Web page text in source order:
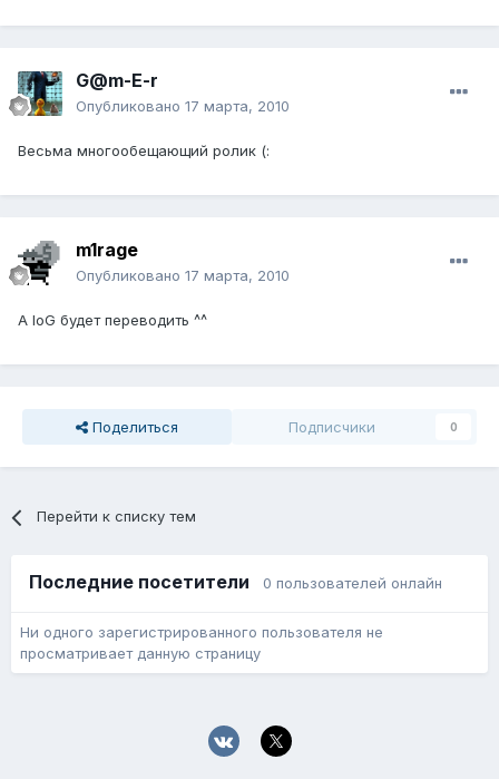
G@m-E-r
Опубликовано 17 марта, 2010
Весьма многообещающий ролик (:
m1rage
Опубликовано 17 марта, 2010
А IoG будет переводить ^^
Поделиться Подписчики 0
Перейти к списку тем
Последние посетители 0 пользователей онлайн
Ни одного зарегистрированного пользователя не
просматривает данную страницу